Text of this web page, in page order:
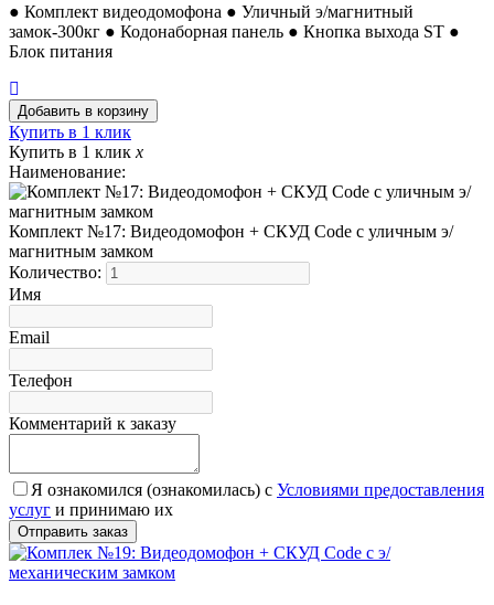
● Комплект видеодомофона ● Уличный э/магнитный
замок-300кг ● Кодонаборная панель ● Кнопка выхода ST ●
Блок питания
Купить в 1 клик
Купить в 1 клик x
Наименование:
Комплект №17: Видеодомофон + СКУД Code с уличным э/
магнитным замком
Количество:
Имя
Email
Телефон
Комментарий к заказу
Я ознакомился (ознакомилась) с Условиями предоставления
услуг и принимаю их